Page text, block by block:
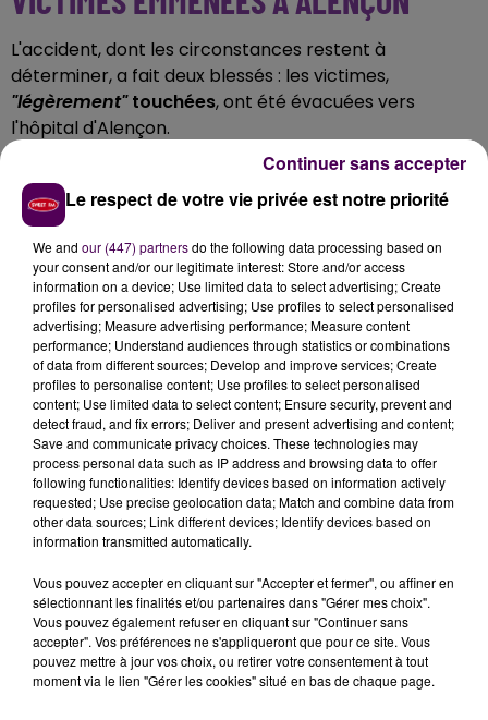
L'accident, dont les circonstances restent à
déterminer, a fait deux blessés : les victimes,
"légèrement"touchées, ont été évacuées vers
l'hôpital d'Alençon.
SEPT SECOURISTES SUR PLACE
Les faits auront mobilisé
trois véhiculesd'intervention, affectés aux centres
d'incendie et de secours de Mamers et de Saint-
Cosme-en-Vairais.
31 juillet 2026
Gagnez vos entrées à Terra Botanica !
Le respect de votre vie privée est notre priorité
We and our (447) partnersdo the following data processing based on
your consent and/or our legitimate interest: Store and/or access
information on a device; Use limited data to select advertising; Create
profiles for personalised advertising; Use profiles to select personalised
advertising; Measure advertising performance; Measure content
performance; Understand audiences through statistics or combinations
of data from different sources; Develop and improve services; Create
profiles to personalise content; Use profiles to select personalised
content; Use limited data to select content; Ensure security, prevent and
detect fraud, and fix errors; Deliver and present advertising and content;
Save and communicate privacy choices. These technologies may
process personal data such as IP address and browsing data to offer
following functionalities: Identify devices based on information actively
requested; Use precise geolocation data; Match and combine data from
other data sources; Link different devices; Identify devices based on
information transmitted automatically.
Vous pouvez accepter en cliquant sur "Accepter et fermer", ou affiner en
sélectionnant les finalités et/ou partenaires dans "Gérer mes choix".
Vous pouvez également refuser en cliquant sur "Continuer sans
accepter". Vos préférences ne s'appliqueront que pour ce site. Vous
pouvez mettre à jour vos choix, ou retirer votre consentement à tout
moment via le lien "Gérer les cookies" situé en bas de chaque page.
Continuer sans accepter